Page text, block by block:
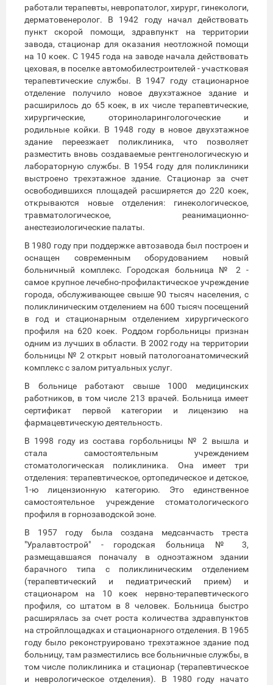
работали терапевты, невропатолог, хирург, гинекологи,
дерматовенеролог. В 1942 году начал действовать
пункт скорой помощи, здравпункт на территории
завода, стационар для оказания неотложной помощи
на 10 коек. С 1945 года на заводе начала действовать
цеховая, в поселке автомобилестроителей - участковая
терапевтические службы. В 1947 году стационарное
отделение получило новое двухэтажное здание и
расширилось до 65 коек, в их числе терапевтические,
хирургические, оториноларингологоческие и
родильные койки. В 1948 году в новое двухэтажное
здание переезжает поликлиника, что позволяет
разместить вновь создаваемые рентгенологическую и
лабораторную службы. В 1954 году для поликлиники
выстроено трехэтажное здание. Стационар за счет
освободившихся площадей расширяется до 220 коек,
открываются новые отделения: гинекологическое,
травматологическое, реанимационно-
анестезиологические палаты.
В 1980 году при поддержке автозавода был построен и
оснащен современным оборудованием новый
больничный комплекс. Городская больница № 2 -
самое крупное лечебно-профилактическое учреждение
города, обслуживающее свыше 90 тысяч населения, с
поликлиническим отделением на 600 тысяч посещений
в год и стационарным отделением хирургического
профиля на 620 коек. Роддом горбольницы признан
одним из лучших в области. В 2002 году на территории
больницы № 2 открыт новый патологоанатомический
комплекс с залом ритуальных услуг.
В больнице работают свыше 1000 медицинских
работников, в том числе 213 врачей. Больница имеет
сертификат первой категории и лицензию на
фармацевтическую деятельность.
В 1998 году из состава горбольницы № 2 вышла и
стала самостоятельным учреждением
стоматологическая поликлиника. Она имеет три
отделения: терапевтическое, ортопедическое и детское,
1-ю лицензионную категорию. Это единственное
самостоятельное учреждение стоматологического
профиля в горнозаводской зоне.
В 1957 году была создана медсанчасть треста
"Уралавтострой" - городская больница № 3,
размещавшаяся поначалу в одноэтажном здании
барачного типа с поликлиническим отделением
(терапевтический и педиатрический прием) и
стационаром на 10 коек нервно-терапевтического
профиля, со штатом в 8 человек. Больница быстро
расширялась за счет роста количества здравпунктов
на стройплощадках и стационарного отделения. В 1965
году было реконструировано трехэтажное здание под
больницу, там разместились все больничные службы, в
том числе поликлиника и стационар (терапевтическое
и неврологическое отделения). В 1980 году начато